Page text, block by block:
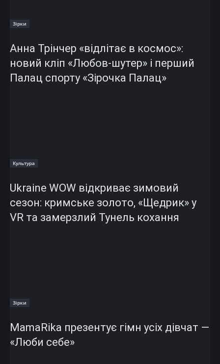
Зірки
Анна Трінчер «відлітає в космос»:
новий кліп «Любов-шутер» і перший
Палац спорту «Зірочка Палац»
Культура
Ukraine WOW відкриває зимовий
сезон: кримське золото, «Щедрик» у
VR та замерзлий Тунель кохання
Зірки
MamaRika презентує гімн усіх дівчат —
«Люби себе»